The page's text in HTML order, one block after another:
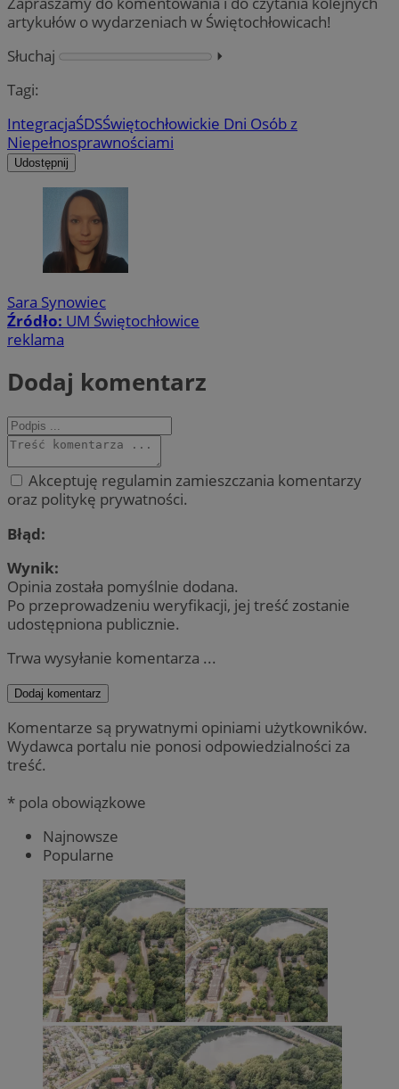
artykułów o wydarzeniach w Świętochłowicach!
Słuchaj
⏵︎
Tagi:
IntegracjaŚDSŚwiętochłowickie Dni Osób z
Niepełnosprawnościami
Udostępnij
Sara Synowiec
Źródło: UM Świętochłowice
reklama
Dodaj komentarz
Akceptuję regulamin zamieszczania komentarzy
oraz politykę prywatności.
Błąd:
Wynik:
Opinia została pomyślnie dodana.
Po przeprowadzeniu weryfikacji, jej treść zostanie
udostępniona publicznie.
Trwa wysyłanie komentarza ...
Dodaj komentarz
Komentarze są prywatnymi opiniami użytkowników.
Wydawca portalu nie ponosi odpowiedzialności za
treść.
* pola obowiązkowe
Najnowsze
Popularne